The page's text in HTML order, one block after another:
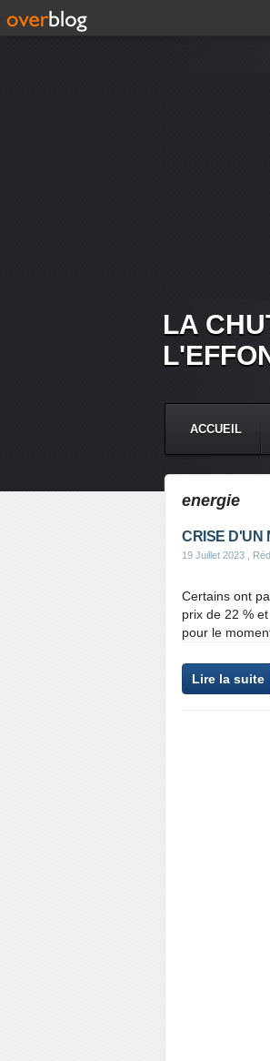
LA
ACCUEIL
energie
CRISE D'UN
19 Juillet 2023 ,
Certains ont
prix de 22 %
pour le
Lire la suite